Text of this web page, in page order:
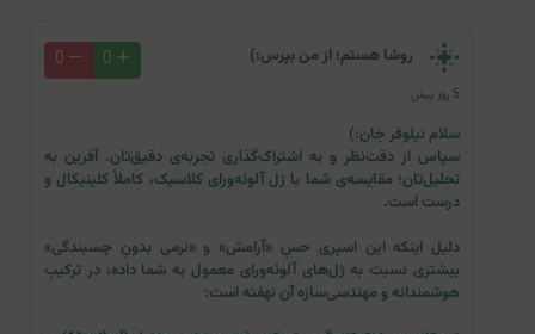
روشا هستم؛ از من بپرس:) 0
0
5 روز پیش
سلام نیلوفر جان:)
سپاس از دقت‌نظر و به اشتراک‌گذاری تجربه‌ی دقیق‌تان. آفرین به
تحلیل‌تان؛ مقایسه‌ی شما با ژل آلوئه‌ورای کلاسیک، کاملاً کلینیکال و
درست است.
دلیل اینکه این اسپری حسِ «آرامش» و «نرمیِ بدونِ چسبندگی»
بیشتری نسبت به ژل‌های آلوئه‌ورای معمول به شما داده، در ترکیبِ
هوشمندانه و مهندسی‌سازه آن نهفته است: